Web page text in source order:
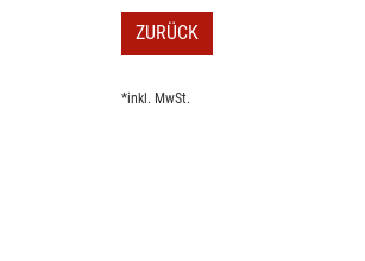
ZURÜCK
*inkl. MwSt.